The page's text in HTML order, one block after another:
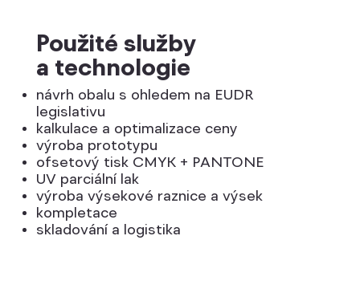
Použité služby
a technologie
návrh obalu s ohledem na EUDR
legislativu
kalkulace a optimalizace ceny
výroba prototypu
ofsetový tisk CMYK + PANTONE
UV parciální lak
výroba výsekové raznice a výsek
kompletace
skladování a logistika